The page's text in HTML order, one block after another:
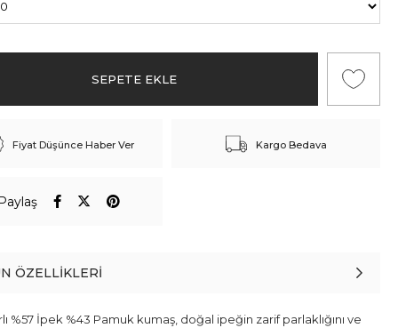
Fiyat Düşünce Haber Ver Kargo Bedava
ÖZELLIKLERI
%57 İpek %43 Pamuk kumaş, doğal ipeğin zarif parlaklığını ve